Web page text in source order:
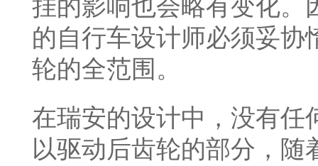
挂的影响也会略有变化。
的自行车设计师必须妥协
轮的全范围。
在瑞安的设计中，没有任
以驱动后齿轮的部分，